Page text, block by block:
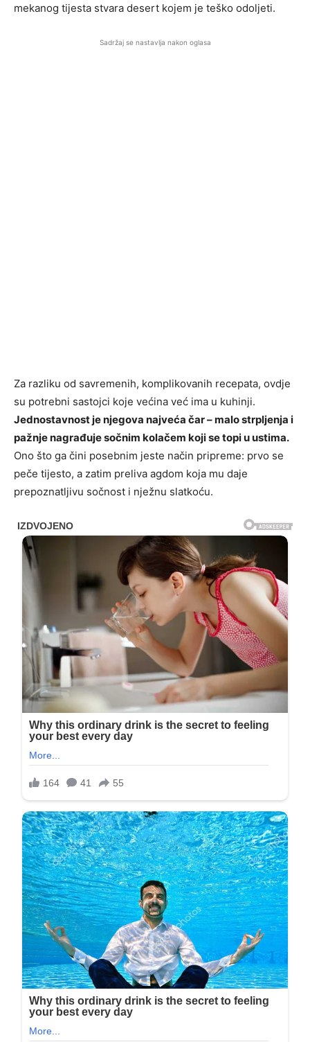
mekanog tijesta stvara desert kojem je teško odoljeti.
Sadržaj se nastavlja nakon oglasa
Za razliku od savremenih, komplikovanih recepata, ovdje
su potrebni sastojci koje većina već ima u kuhinji.
Jednostavnost je njegova najveća čar – malo strpljenja i
pažnje nagrađuje sočnim kolačem koji se topi u ustima.
Ono što ga čini posebnim jeste način pripreme: prvo se
peče tijesto, a zatim preliva agdom koja mu daje
prepoznatljivu sočnost i nježnu slatkoću.